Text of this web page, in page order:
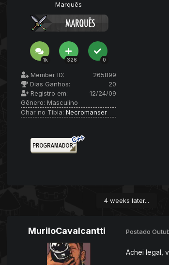
Marquês
1k 326 0
Member ID:
265899
Dias Ganhos:
20
Registro em:
12/24/09
Gênero: Masculino
Char no Tibia: Necromanser
4 weeks later...
MuriloCavalcantti Postado
Achei legal,